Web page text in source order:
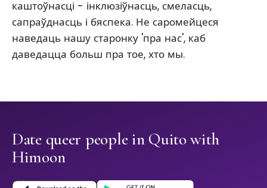
каштоўнасці - інклюзіўнасць, смеласць,
сапраўднасць і бяспека. Не саромейцеся
наведаць нашу старонку 'пра нас', каб
даведацца больш пра тое, хто мы.
Date queer people in Quito with
Himoon